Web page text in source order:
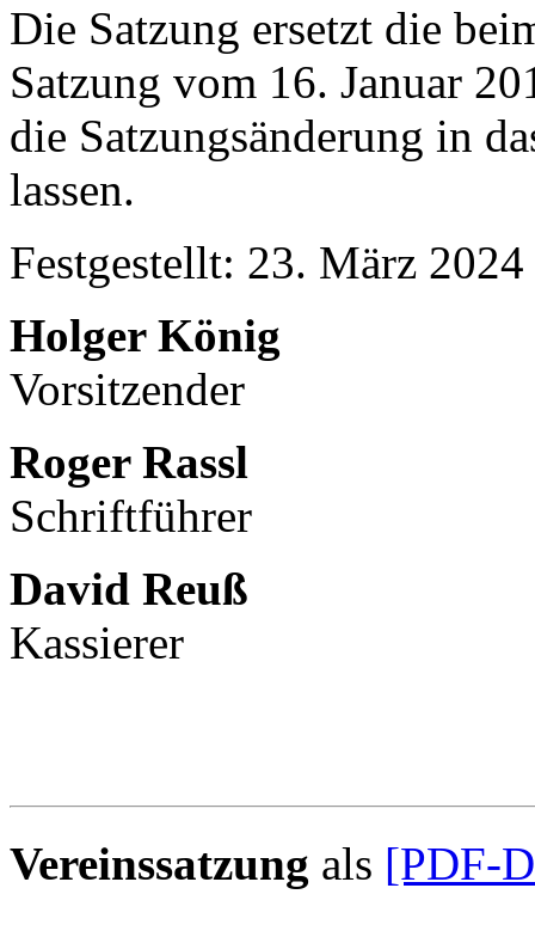
Die Satzung ersetzt die
Satzung vom 16. Januar
die Satzungsänderung in
lassen.
Festgestellt: 23. März 2024
Holger König
Vorsitzender
Roger Rassl
Schriftführer
David Reuß
Kassierer
Vereinssatzung als [PDF-